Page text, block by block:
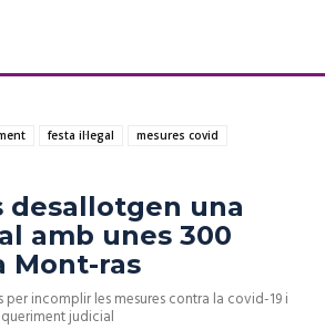
festa il·legal
mesures covid
desallotgen una
amb unes 300
Mont-ras
per incomplir les mesures contra la covid-19 i
judicial